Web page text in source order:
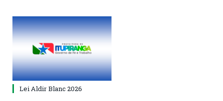
Lei Aldir Blanc 2026